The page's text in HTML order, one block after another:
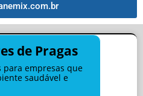
de Pragas
para empresas que
saudável e